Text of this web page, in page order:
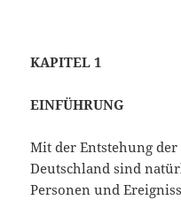
KAPITEL 1
EINFÜHRUNG
Mit der Entstehung
Deutschland sind
Personen und